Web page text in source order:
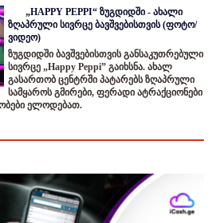
„HAPPY PEPPI“ ზუგდიდში - ახალი
ზღაპრული სივრცე ბავშვებისთვის (ფოტო/
ვიდეო)
ზუგდიდში ბავშვებისთვის განსაკუთრებული
სივრცე „Happy Peppi” გაიხსნა. ახალ
გასართობ ცენტრში პატარებს ზღაპრული
სამყაროს გმირები, ფერადი ატრაქციონები
ელოდებათ.